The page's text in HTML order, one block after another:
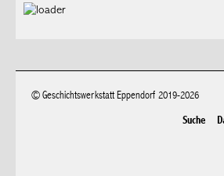
© Geschichtswerkstatt Eppendorf 2019-2026
Suche